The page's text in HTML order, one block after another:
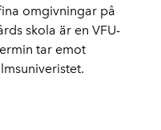
omgivningar på
skola är en VFU-
tar emot